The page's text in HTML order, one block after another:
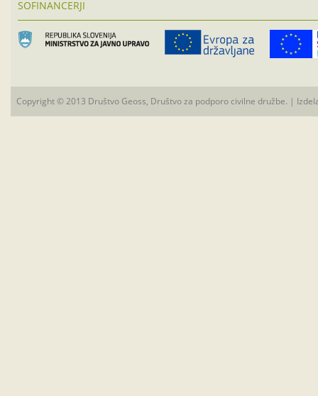
SOFINANCERJI
Copyright © 2013 Društvo Geoss, Društvo za podporo civilne družbe. |